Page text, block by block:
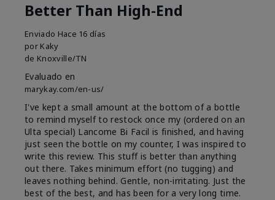
Better Than High-End
Enviado Hace 16 días
por Kaky
de Knoxville/TN
Evaluado en
marykay.com/en-us/
I've kept a small amount at the bottom of a bottle
to remind myself to restock once my (ordered on an
Ulta special) Lancome Bi Facil is finished, and having
just seen the bottle on my counter, I was inspired to
write this review. This stuff is better than anything
out there. Takes minimum effort (no tugging) and
leaves nothing behind. Gentle, non-irritating. Just the
best of the best, and has been for a very long time.